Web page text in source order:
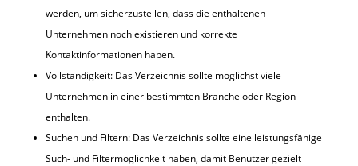
werden, um sicherzustellen, dass die enthaltenen
Unternehmen noch existieren und korrekte
Kontaktinformationen haben.
Vollständigkeit: Das Verzeichnis sollte möglichst viele
Unternehmen in einer bestimmten Branche oder Region
enthalten.
Suchen und Filtern: Das Verzeichnis sollte eine leistungsfähige
Such- und Filtermöglichkeit haben, damit Benutzer gezielt